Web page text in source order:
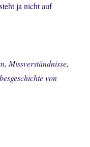
ja nicht auf
Missverständnisse,
von